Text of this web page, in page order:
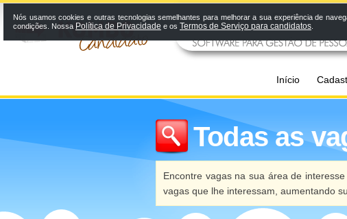
Início
Todas as
Encontre vagas na sua área de
vagas que lhe interessam, aumentando
Nós usamos cookies e outras tecnologias semelhantes para melhorar a sua experiência de
condições. Nossa Política de Privacidade e os Termos de Serviço para candidatos